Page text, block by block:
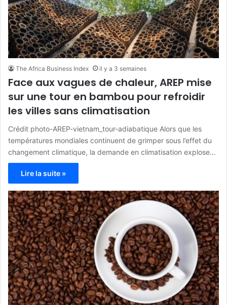
The Africa Business Index il y a 3 semaines
Face aux vagues de chaleur, AREP mise
sur une tour en bambou pour refroidir
les villes sans climatisation
Crédit photo-AREP-vietnam_tour-adiabatique Alors que les
températures mondiales continuent de grimper sous l’effet du
changement climatique, la demande en climatisation explose…
Lire la suite »